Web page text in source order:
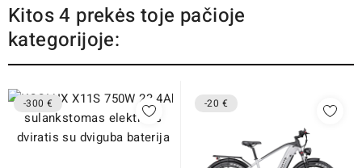
Kitos 4 prekės toje pačioje
kategorijoje:
-300 € -20 €